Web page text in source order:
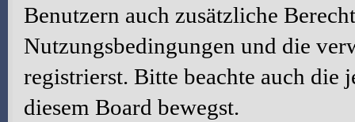
Benutzern auch zusätzliche
Nutzungsbedingungen und die
registrierst. Bitte beachte auch
diesem Board bewegst.